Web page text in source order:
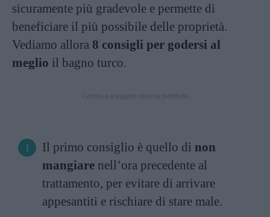
sicuramente più gradevole e permette di
beneficiare il più possibile delle proprietà.
Vediamo allora 8 consigli per godersi al
meglio il bagno turco.
Il primo consiglio è quello di non
mangiare nell’ora precedente al
trattamento, per evitare di arrivare
appesantiti e rischiare di stare male.